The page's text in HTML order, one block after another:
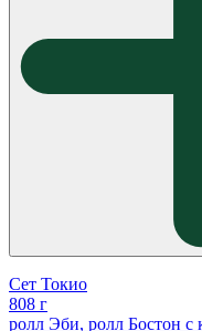
Сет Токио
808 г
ролл Эби, ролл Бостон